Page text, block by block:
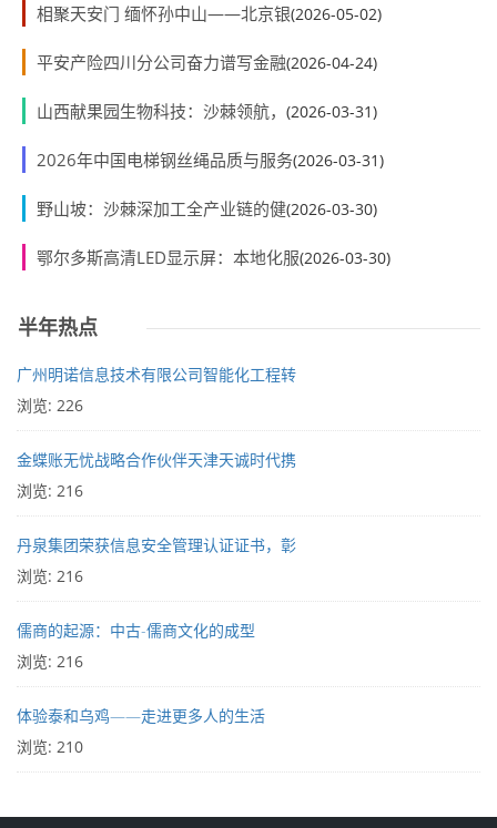
相聚天安门 缅怀孙中山——北京银(2026-05-02)
平安产险四川分公司奋力谱写金融(2026-04-24)
山西献果园生物科技：沙棘领航， (2026-03-31)
2026年中国电梯钢丝绳品质与服务(2026-03-31)
野山坡：沙棘深加工全产业链的健(2026-03-30)
鄂尔多斯高清LED显示屏：本地化服(2026-03-30)
半年热点
广州明诺信息技术有限公司智能化工程转
浏览: 226
金蝶账无忧战略合作伙伴天津天诚时代携
浏览: 216
丹泉集团荣获信息安全管理认证证书，彰
浏览: 216
儒商的起源：中古-儒商文化的成型
浏览: 216
体验泰和乌鸡——走进更多人的生活
浏览: 210